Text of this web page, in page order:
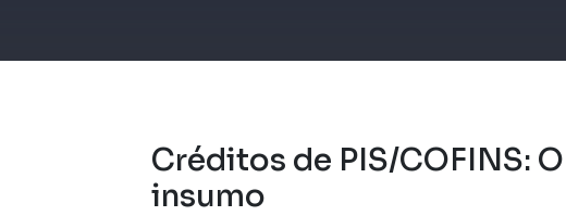
Créditos de PIS/COFINS:
insumo